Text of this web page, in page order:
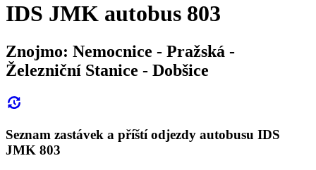
IDS JMK autobus 803
Znojmo: Nemocnice - Pražská -
Železniční Stanice - Dobšice
Seznam zastávek a příští odjezdy autobusu IDS
JMK 803